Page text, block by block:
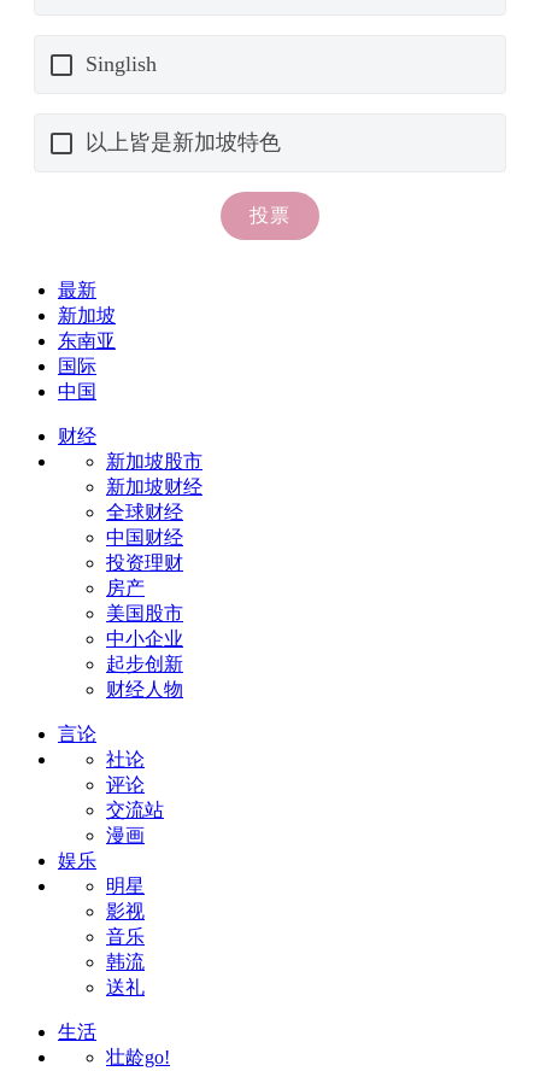
最新
新加坡
东南亚
国际
中国
财经
新加坡股市
新加坡财经
全球财经
中国财经
投资理财
房产
美国股市
中小企业
起步创新
财经人物
言论
社论
评论
交流站
漫画
娱乐
明星
影视
音乐
韩流
送礼
生活
壮龄go!